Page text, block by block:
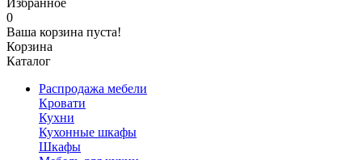
Избранное
0
Ваша корзина пуста!
Корзина
Каталог
Распродажа мебели
Кровати
Кухни
Кухонные шкафы
Шкафы